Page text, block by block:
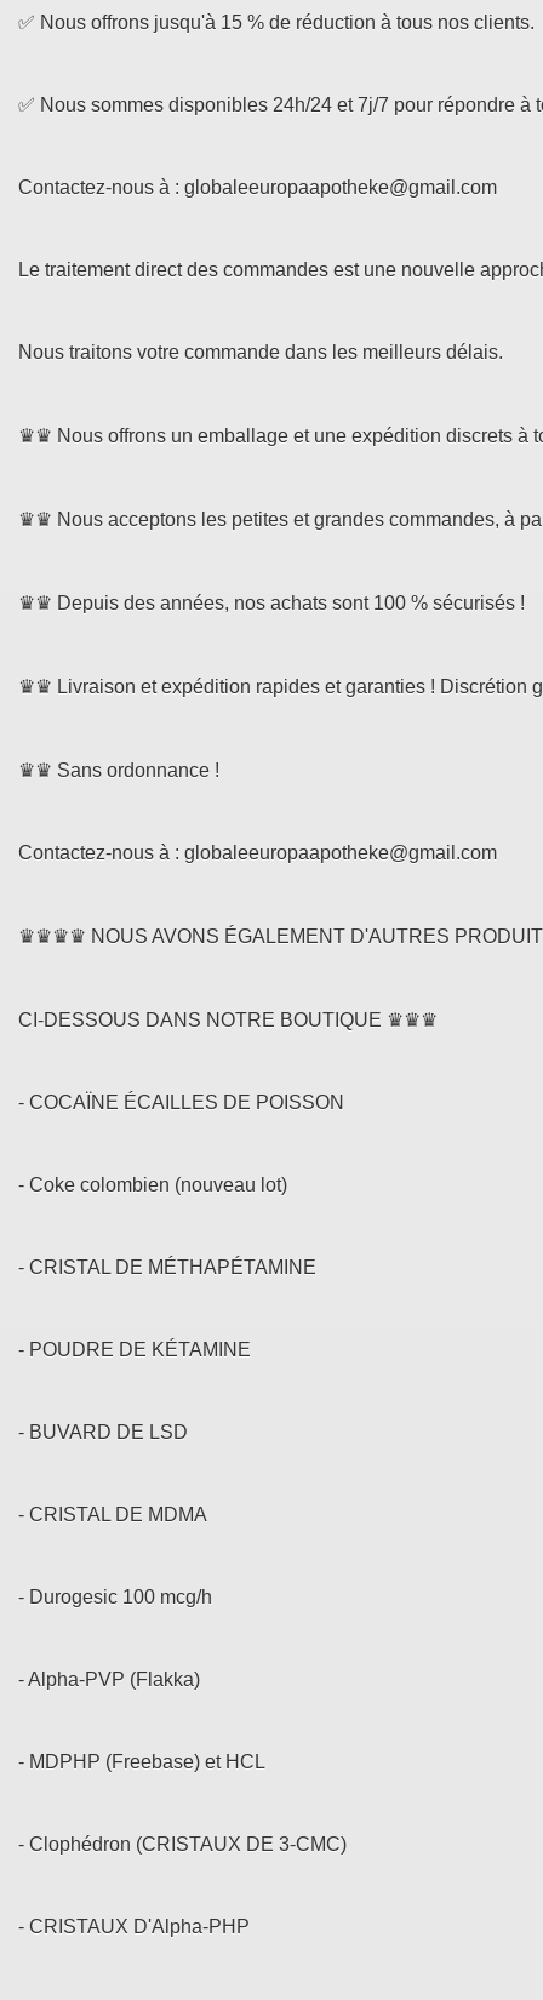
✅ Nous offrons jusqu'à 15 % de réduction à tous nos clients.
✅ Nous sommes disponibles 24h/24 et 7j/7 pour répondre
Contactez-nous à : globaleeuropaapotheke@gmail.com
Le traitement direct des commandes est une nouvelle
Nous traitons votre commande dans les meilleurs délais.
♛♛ Nous offrons un emballage et une expédition discrets à
♛♛ Nous acceptons les petites et grandes commandes, à
♛♛ Depuis des années, nos achats sont 100 % sécurisés !
♛♛ Livraison et expédition rapides et garanties ! Discrétion
♛♛ Sans ordonnance !
Contactez-nous à : globaleeuropaapotheke@gmail.com
♛♛♛♛ NOUS AVONS ÉGALEMENT D'AUTRES
CI-DESSOUS DANS NOTRE BOUTIQUE ♛♛♛
- COCAÏNE ÉCAILLES DE POISSON
- Coke colombien (nouveau lot)
- CRISTAL DE MÉTHAPÉTAMINE
- POUDRE DE KÉTAMINE
- BUVARD DE LSD
- CRISTAL DE MDMA
- Durogesic 100 mcg/h
- Alpha-PVP (Flakka)
- MDPHP (Freebase) et HCL
- Clophédron (CRISTAUX DE 3-CMC)
- CRISTAUX D'Alpha-PHP